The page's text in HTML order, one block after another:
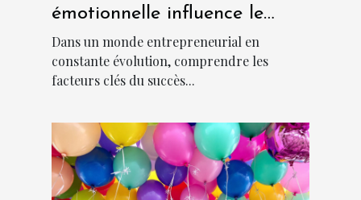
émotionnelle influence le
succès des nouveaux
entrepreneurs ?
Dans un monde entrepreneurial en
constante évolution, comprendre les
facteurs clés du succès...